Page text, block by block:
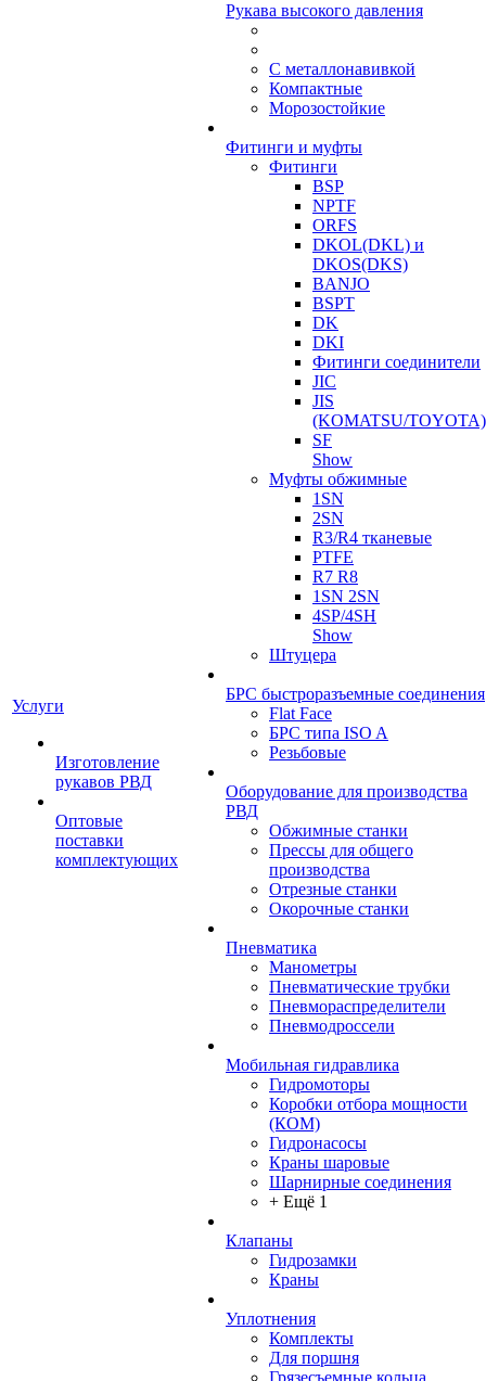
Услуги
Изготовление
рукавов РВД
Оптовые
поставки
комплектующих
Рукава высокого давления
С металлонавивкой
Компактные
Морозостойкие
Фитинги и муфты
Фитинги
BSP
NPTF
ORFS
DKOL(DKL) и
DKOS(DKS)
BANJO
BSPT
DK
DKI
Фитинги соединители
JIC
JIS
(KOMATSU/TOYOTA)
SF
Show
Муфты обжимные
1SN
2SN
R3/R4 тканевые
PTFE
R7 R8
1SN 2SN
4SP/4SH
Show
Штуцера
БРС быстроразъемные соединения
Flat Face
БРС типа ISO A
Резьбовые
Оборудование для производства
РВД
Обжимные станки
Прессы для общего
производства
Отрезные станки
Окорочные станки
Пневматика
Манометры
Пневматические трубки
Пневмораспределители
Пневмодроссели
Мобильная гидравлика
Гидромоторы
Коробки отбора мощности
(КОМ)
Гидронасосы
Краны шаровые
Шарнирные соединения
+ Ещё 1
Клапаны
Гидрозамки
Краны
Уплотнения
Комплекты
Для поршня
Грязесъемные кольца